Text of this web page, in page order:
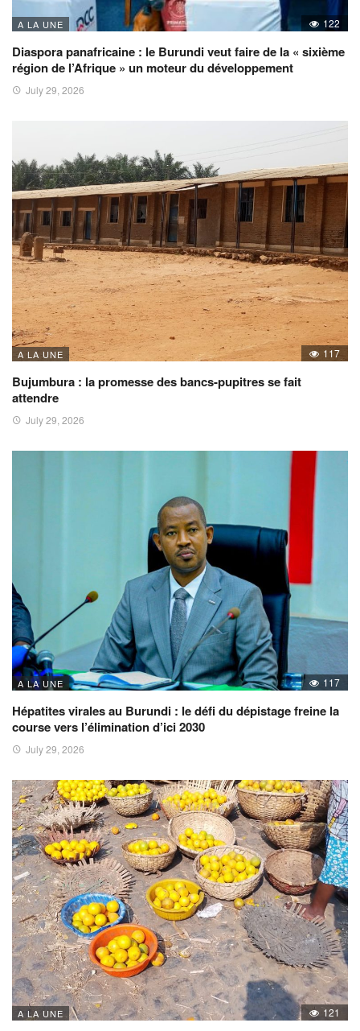
A LA UNE 122
Diaspora panafricaine : le Burundi veut faire de la « sixième
région de l’Afrique » un moteur du développement
July 29, 2026
A LA UNE 117
Bujumbura : la promesse des bancs-pupitres se fait
attendre
July 29, 2026
A LA UNE 117
Hépatites virales au Burundi : le défi du dépistage freine la
course vers l’élimination d’ici 2030
July 29, 2026
A LA UNE 121